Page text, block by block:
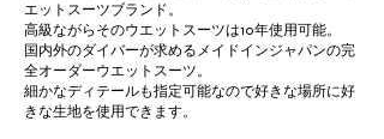
エットスーツブランド。​
高級ながらそのウエットスーツは10年使用可能。
国内外のダイバーが求めるメイドインジャパンの完
全オーダーウエットスーツ。
​細かなディテールも指定可能なので好きな場所に好
きな生地を使用できます。